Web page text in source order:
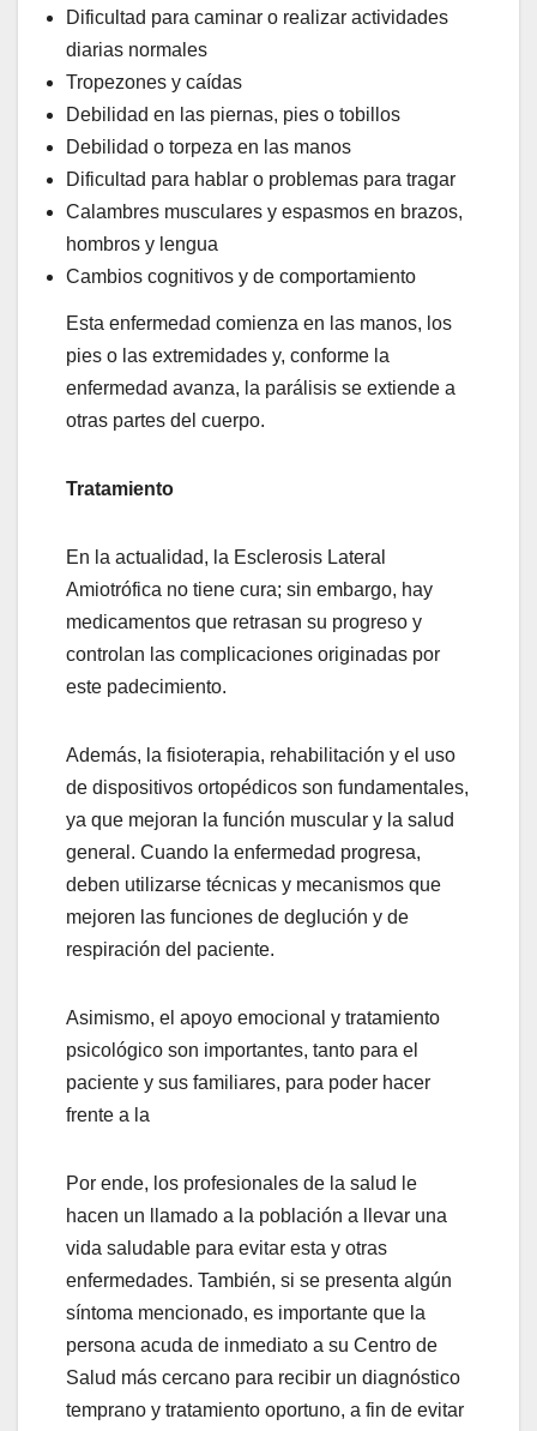
Dificultad para caminar o realizar actividades
diarias normales
Tropezones y caídas
Debilidad en las piernas, pies o tobillos
Debilidad o torpeza en las manos
Dificultad para hablar o problemas para tragar
Calambres musculares y espasmos en brazos,
hombros y lengua
Cambios cognitivos y de comportamiento
Esta enfermedad comienza en las manos, los
pies o las extremidades y, conforme la
enfermedad avanza, la parálisis se extiende a
otras partes del cuerpo.
Tratamiento
En la actualidad, la Esclerosis Lateral
Amiotrófica no tiene cura; sin embargo, hay
medicamentos que retrasan su progreso y
controlan las complicaciones originadas por
este padecimiento.
Además, la fisioterapia, rehabilitación y el uso
de dispositivos ortopédicos son fundamentales,
ya que mejoran la función muscular y la salud
general. Cuando la enfermedad progresa,
deben utilizarse técnicas y mecanismos que
mejoren las funciones de deglución y de
respiración del paciente.
Asimismo, el apoyo emocional y tratamiento
psicológico son importantes, tanto para el
paciente y sus familiares, para poder hacer
frente a la
Por ende, los profesionales de la salud le
hacen un llamado a la población a llevar una
vida saludable para evitar esta y otras
enfermedades. También, si se presenta algún
síntoma mencionado, es importante que la
persona acuda de inmediato a su Centro de
Salud más cercano para recibir un diagnóstico
temprano y tratamiento oportuno, a fin de evitar